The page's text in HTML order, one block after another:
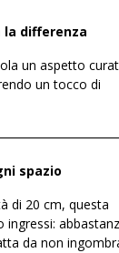
differenza
un aspetto
un tocco di
spazio
di 20 cm, questa
ingressi:
da non